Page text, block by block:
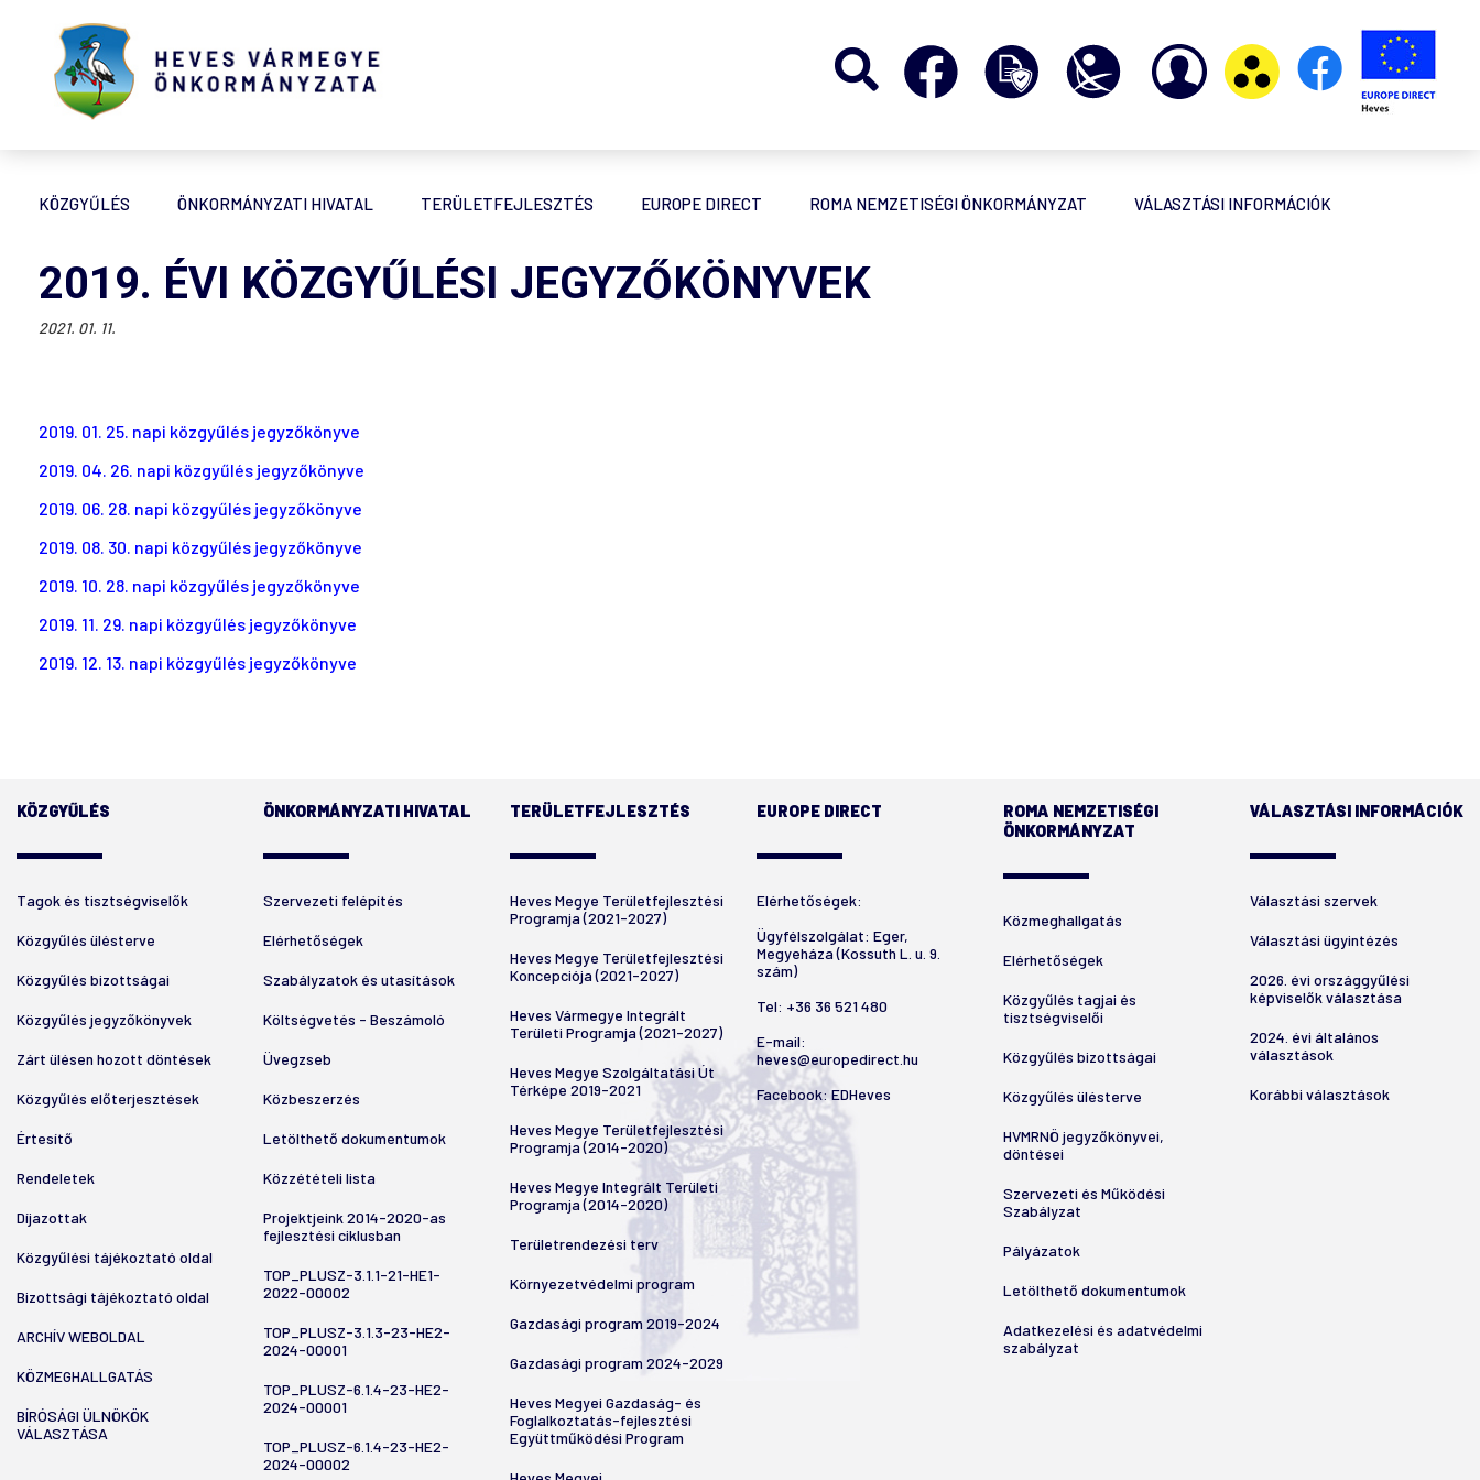
KÖZGYŰLÉS ÖNKORMÁNYZATI HIVATAL TERÜLETFEJLESZTÉS EUROPE DIRECT ROMA NEMZETISÉGI ÖNKORMÁNYZAT VÁLASZTÁSI INFORMÁCIÓK
2019. ÉVI KÖZGYŰLÉSI JEGYZŐKÖNYVEK
2021. 01. 11.
2019. 01. 25. napi közgyűlés jegyzőkönyve
2019. 04. 26. napi közgyűlés jegyzőkönyve
2019. 06. 28. napi közgyűlés jegyzőkönyve
2019. 08. 30. napi közgyűlés jegyzőkönyve
2019. 10. 28. napi közgyűlés jegyzőkönyve
2019. 11. 29. napi közgyűlés jegyzőkönyve
2019. 12. 13. napi közgyűlés jegyzőkönyve
KÖZGYŰLÉS
Tagok és tisztségviselők
Közgyűlés ülésterve
Közgyűlés bizottságai
Közgyűlés jegyzőkönyvek
Zárt ülésen hozott döntések
Közgyűlés előterjesztések
Értesítő
Rendeletek
Díjazottak
Közgyűlési tájékoztató oldal
Bizottsági tájékoztató oldal
ARCHÍV WEBOLDAL
KÖZMEGHALLGATÁS
BÍRÓSÁGI ÜLNÖKÖK
VÁLASZTÁSA
ÖNKORMÁNYZATI HIVATAL
Szervezeti felépítés
Elérhetőségek
Szabályzatok és utasítások
Költségvetés - Beszámoló
Üvegzseb
Közbeszerzés
Letölthető dokumentumok
Közzétételi lista
Projektjeink 2014-2020-as
fejlesztési ciklusban
TOP_PLUSZ-3.1.1-21-HE1-
2022-00002
TOP_PLUSZ-3.1.3-23-HE2-
2024-00001
TOP_PLUSZ-6.1.4-23-HE2-
2024-00001
TOP_PLUSZ-6.1.4-23-HE2-
2024-00002
TERÜLETFEJLESZTÉS
Heves Megye Területfejlesztési
Programja (2021-2027)
Heves Megye Területfejlesztési
Koncepciója (2021-2027)
Heves Vármegye Integrált
Területi Programja (2021-2027)
Heves Megye Szolgáltatási Út
Térképe 2019-2021
Heves Megye Területfejlesztési
Programja (2014-2020)
Heves Megye Integrált Területi
Programja (2014-2020)
Területrendezési terv
Környezetvédelmi program
Gazdasági program 2019-2024
Gazdasági program 2024-2029
Heves Megyei Gazdaság- és
Foglalkoztatás-fejlesztési
Együttműködési Program
EUROPE DIRECT
Elérhetőségek:
Ügyfélszolgálat: Eger,
Megyeháza (Kossuth L. u. 9.
szám)
Tel: +36 36 521 480
E-mail:
heves@europedirect.hu
Facebook: EDHeves
ROMA NEMZETISÉGI
ÖNKORMÁNYZAT
Közmeghallgatás
Elérhetőségek
Közgyűlés tagjai és
tisztségviselői
Közgyűlés bizottságai
Közgyűlés ülésterve
HVMRNÖ jegyzőkönyvei,
döntései
Szervezeti és Működési
Szabályzat
Pályázatok
Letölthető dokumentumok
Adatkezelési és adatvédelmi
szabályzat
VÁLASZTÁSI INFORMÁCIÓK
Választási szervek
Választási ügyintézés
2026. évi országgyűlési
képviselők választása
2024. évi általános
választások
Korábbi választások